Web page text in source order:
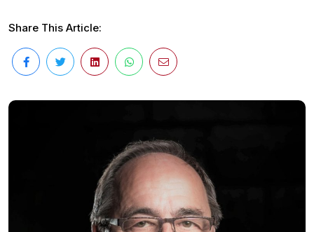
Share This Article: